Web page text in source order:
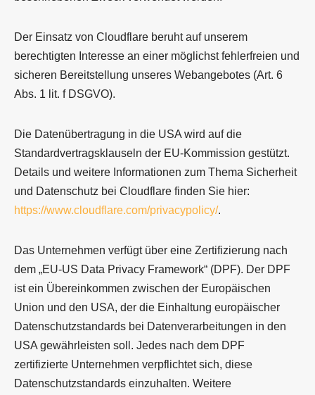
Der Einsatz von Cloudflare beruht auf unserem
berechtigten Interesse an einer möglichst fehlerfreien und
sicheren Bereitstellung unseres Webangebotes (Art. 6
Abs. 1 lit. f DSGVO).
Die Datenübertragung in die USA wird auf die
Standardvertragsklauseln der EU-Kommission gestützt.
Details und weitere Informationen zum Thema Sicherheit
und Datenschutz bei Cloudflare finden Sie hier:
https://www.cloudflare.com/privacypolicy/.
Das Unternehmen verfügt über eine Zertifizierung nach
dem „EU-US Data Privacy Framework“ (DPF). Der DPF
ist ein Übereinkommen zwischen der Europäischen
Union und den USA, der die Einhaltung europäischer
Datenschutzstandards bei Datenverarbeitungen in den
USA gewährleisten soll. Jedes nach dem DPF
zertifizierte Unternehmen verpflichtet sich, diese
Datenschutzstandards einzuhalten. Weitere